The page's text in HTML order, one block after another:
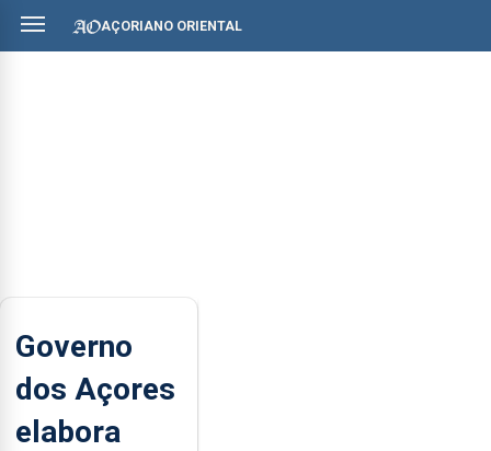
AÇORIANO ORIENTAL
Governo
dos Açores
elabora